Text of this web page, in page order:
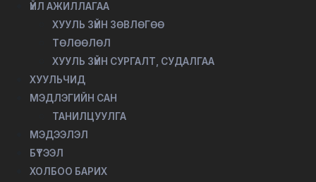
ҮЙЛ АЖИЛЛАГАА
ХУУЛЬ ЗҮЙН ЗӨВЛӨГӨӨ
ТӨЛӨӨЛӨЛ
ХУУЛЬ ЗҮЙН СУРГАЛТ, СУДАЛГАА
ХУУЛЬЧИД
МЭДЛЭГИЙН САН
ТАНИЛЦУУЛГА
МЭДЭЭЛЭЛ
БҮТЭЭЛ
ХОЛБОО БАРИХ